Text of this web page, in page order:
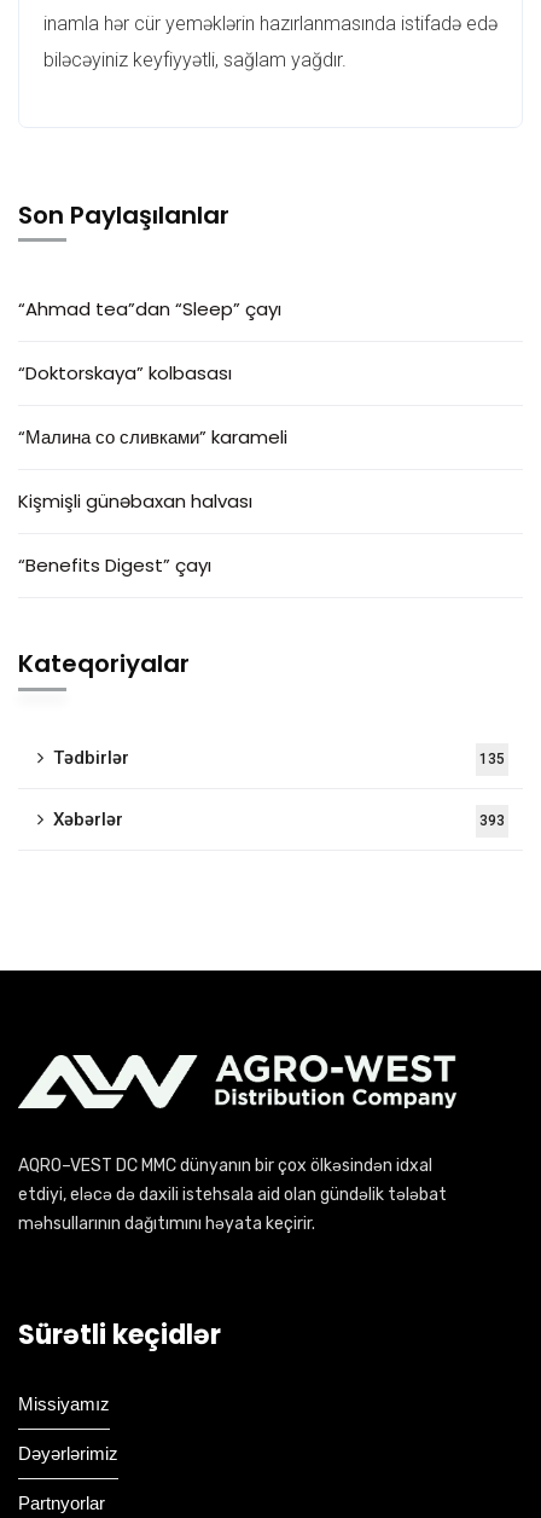
inamla hər cür yeməklərin hazırlanmasında istifadə edə
biləcəyiniz keyfiyyətli, sağlam yağdır.
Son Paylaşılanlar
“Ahmad tea”dan “Sleep” çayı
“Doktorskaya” kolbasası
“Малина со сливками” karameli
Kişmişli günəbaxan halvası
“Benefits Digest” çayı
Kateqoriyalar
Tədbirlər 135
Xəbərlər 393
AQRO–VEST DC MMC dünyanın bir çox ölkəsindən idxal
etdiyi, eləcə də daxili istehsala aid olan gündəlik tələbat
məhsullarının dağıtımını həyata keçirir.
Sürətli keçidlər
Missiyamız
Dəyərlərimiz
Partnyorlar